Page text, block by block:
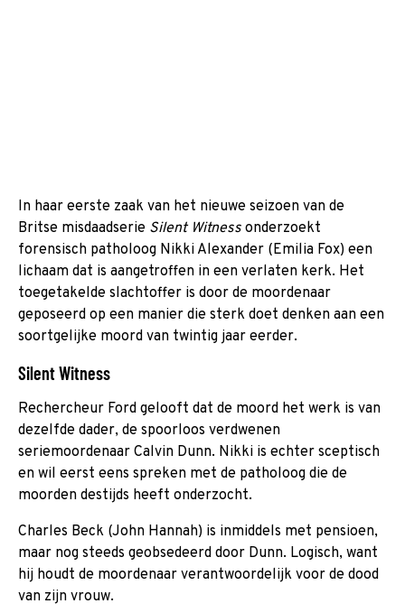
In haar eerste zaak van het nieuwe seizoen van de
Britse misdaadserie Silent Witness onderzoekt
forensisch patholoog Nikki Alexander (Emilia Fox) een
lichaam dat is aangetroffen in een verlaten kerk. Het
toegetakelde slachtoffer is door de moordenaar
geposeerd op een manier die sterk doet denken aan een
soortgelijke moord van twintig jaar eerder.
Silent Witness
Rechercheur Ford gelooft dat de moord het werk is van
dezelfde dader, de spoorloos verdwenen
seriemoordenaar Calvin Dunn. Nikki is echter sceptisch
en wil eerst eens spreken met de patholoog die de
moorden destijds heeft onderzocht.
Charles Beck (John Hannah) is inmiddels met pensioen,
maar nog steeds geobsedeerd door Dunn. Logisch, want
hij houdt de moordenaar verantwoordelijk voor de dood
van zijn vrouw.